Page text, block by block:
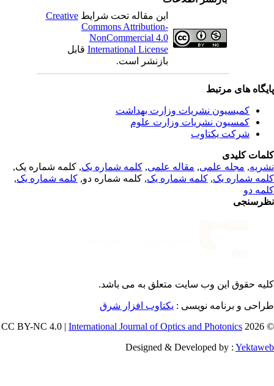
این مقاله تحت شرایطCreative
Commons Attribution-
NonCommercial 4.0
International Licenseقابل
بازنشر است.
های مرتبط
کمیسیون نشریات وزارت بهداشت
کمسیون نشریات وزارت علوم
شرکت یکتاوب
کلیدی
,مجله علمی, مقاله علمی, کلمه شماره یک, کلمه شماره یک,
شماره یک,کلمه شماره یک, کلمه شماره دو,کلمه شماره یک,
دو
حقوق این وب سایت متعلق بهمی باشد.
و برنامه نویسی : یکتاوب افزار شرق
©
International Journal of Optics and Photonics
Designed & Developed by :